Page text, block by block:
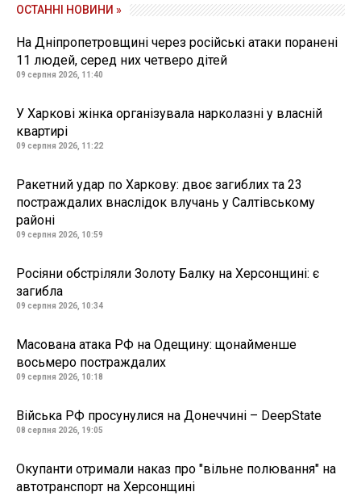
ОСТАННІ НОВИНИ »
На Дніпропетровщині через російські атаки поранені
11 людей, серед них четверо дітей
09 серпня 2026, 11:40
У Харкові жінка організувала нарколазні у власній
квартирі
09 серпня 2026, 11:22
Ракетний удар по Харкову: двоє загиблих та 23
постраждалих внаслідок влучань у Салтівському
районі
09 серпня 2026, 10:59
Росіяни обстріляли Золоту Балку на Херсонщині: є
загибла
09 серпня 2026, 10:34
Масована атака РФ на Одещину: щонайменше
восьмеро постраждалих
09 серпня 2026, 10:18
Війська РФ просунулися на Донеччині – DeepState
08 серпня 2026, 19:05
Окупанти отримали наказ про "вільне полювання" на
автотранспорт на Херсонщині